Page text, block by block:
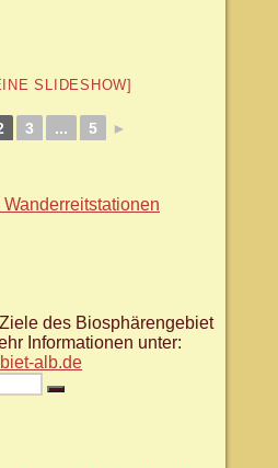
SLIDESHOW]
3 ... 5 ►
des Biosphärengebiet
Informationen unter:
alb.de
Suchen